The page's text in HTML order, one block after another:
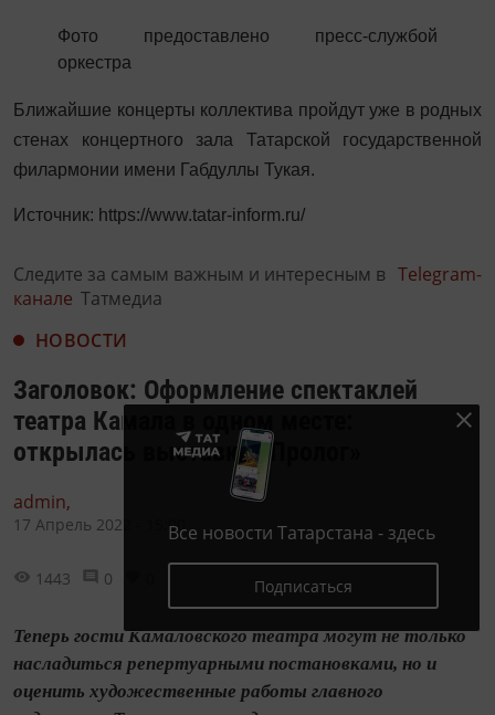
Фото предоставлено пресс-службой
оркестра
Ближайшие концерты коллектива пройдут уже в родных
стенах концертного зала Татарской государственной
филармонии имени Габдуллы Тукая.
Источник: https://www.tatar-inform.ru/
Следите за самым важным и интересным в Telegram-
канале Татмедиа
НОВОСТИ
Заголовок: Оформление спектаклей
театра Камала в одном месте:
открылась выставка «Пролог»
admin,
17 Апрель 2022 - 15:00
1443 0
Теперь гости Камаловского театра могут не только
насладиться репертуарными постановками, но и
оценить художественные работы главного
Все новости Татарстана - здесь
Подписаться